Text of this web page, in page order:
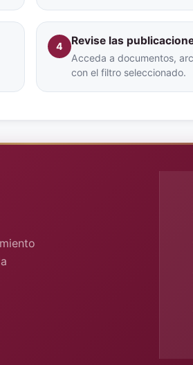
4 Revise las
Acceda a documentos,
con el filtro seleccionado.